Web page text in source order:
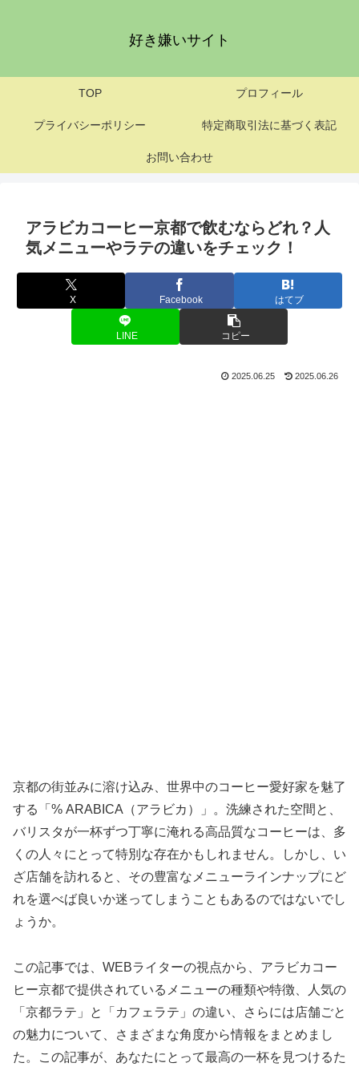
好き嫌いサイト
TOP プロフィール
プライバシーポリシー 特定商取引法に基づく表記
お問い合わせ
アラビカコーヒー京都で飲むならどれ？人
気メニューやラテの違いをチェック！
X Facebook はてブ
LINE コピー
2025.06.25 2025.06.26
京都の街並みに溶け込み、世界中のコーヒー愛好家を魅了
する「% ARABICA（アラビカ）」。洗練された空間と、
バリスタが一杯ずつ丁寧に淹れる高品質なコーヒーは、多
くの人々にとって特別な存在かもしれません。しかし、い
ざ店舗を訪れると、その豊富なメニューラインナップにど
れを選べば良いか迷ってしまうこともあるのではないでし
ょうか。
この記事では、WEBライターの視点から、アラビカコー
ヒー京都で提供されているメニューの種類や特徴、人気の
「京都ラテ」と「カフェラテ」の違い、さらには店舗ごと
の魅力について、さまざまな角度から情報をまとめまし
た。この記事が、あなたにとって最高の一杯を見つけるた